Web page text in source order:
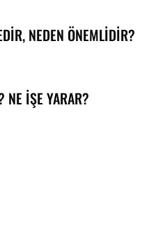
NEDEN ÖNEMLIDIR?
NE İŞE YARAR?